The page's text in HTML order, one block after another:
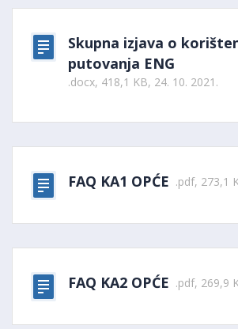
Skupna izjava o
putovanja ENG
.docx, 418,1 KB, 24. 10. 2021.
FAQ KA1 OPĆE .pdf, 273,1
FAQ KA2 OPĆE .pdf, 269,9